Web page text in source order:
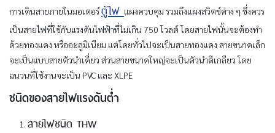
การเดินสายภายในมอเตอร์ตู้ไฟ แผงควบคุม รวมถึงแผงสวิตช์ต่าง ๆ ซึ่งควร
เป็นสายไฟที่ใช้กับแรงดันไฟฟ้าที่ไม่เกิน 750 โวลต์ โดยสายไฟนั้นจะต้องทำ
ด้วยทองแดง หรืออะลูมิเนียม แต่โดยทั่วไปจะเป็นสายทองแดง สายขนาดเล็ก
จะเป็นแบบสายตัวนำเดี่ยว ส่วนสายขนาดใหญ่จะเป็นตัวนำตีเกลียว โดย
ฉนวนที่ใช้งานจะเป็น PVC และ XLPE
ชนิดของสายไฟแรงดันต่ำ
สายไฟชนิด THW